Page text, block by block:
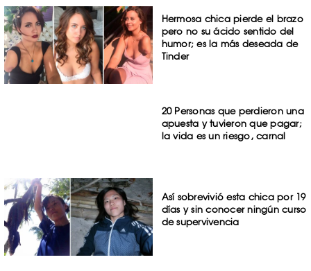
Hermosa chica pierde el brazo
pero no su ácido sentido del
humor; es la más deseada de
Tinder
20 Personas que perdieron una
apuesta y tuvieron que pagar;
la vida es un riesgo, carnal
Así sobrevivió esta chica por 19
días y sin conocer ningún curso
de supervivencia